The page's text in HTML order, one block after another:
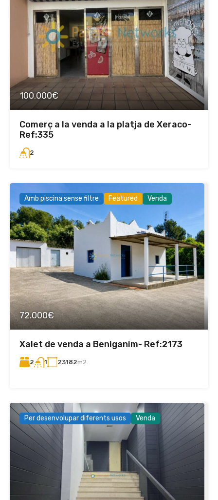
100.000€
Comerç a la venda a la platja de Xeraco-
Ref:335
2
Amb piscina sense filtre Featured Venda
72.000€
Xalet de venda a Beniganim- Ref:2173
2 1 23182m2
Per desenvolupar diferents usos Venda